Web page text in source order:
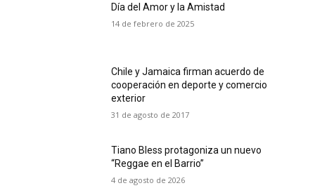
Día del Amor y la Amistad
14 de febrero de 2025
Chile y Jamaica firman acuerdo de
cooperación en deporte y comercio
exterior
31 de agosto de 2017
Tiano Bless protagoniza un nuevo
“Reggae en el Barrio”
4 de agosto de 2026